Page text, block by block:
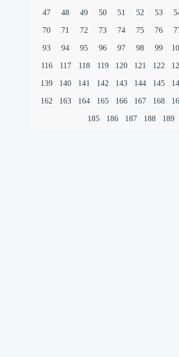
47 48 49 50 51 52 53
70 71 72 73 74 75 76
93 94 95 96 97 98 99
116 117 118 119 120 121 122
139 140 141 142 143 144 145
162 163 164 165 166 167 168
185 186 187 188 189